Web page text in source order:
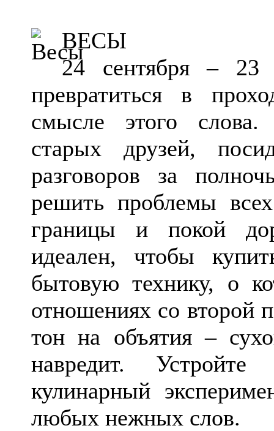
ВЕСЫ
24 сентября – 23
превратиться в
смысле этого
старых друзей,
разговоров за
решить проблемы
границы и покой
идеален, чтобы
бытовую технику, о
отношениях со второй
тон на объятия –
навредит.
кулинарный
любых нежных слов.